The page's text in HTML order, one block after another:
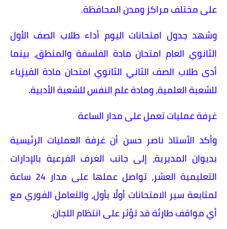
على مختلف مراكز ومدن المحافظة.
وشهد جدول امتحانات اليوم أداء طلاب الصف الأول
الثانوي العام امتحان مادة الفلسفة والمنطق، بينما
أدى طلاب الصف الثاني الثانوي امتحان مادة الفيزياء
للشعبة العلمية، ومادة علم النفس للشعبة الأدبية.
غرفة عمليات تعمل على مدار الساعة
وأكد الأستاذ ناصر حسن أن غرفة العمليات الرئيسية
بديوان المديرية، إلى جانب الغرف الفرعية بالإدارات
التعليمية العشر، تواصل عملها على مدار 24 ساعة
لمتابعة سير الامتحانات أولًا بأول، والتعامل الفوري مع
أي مواقف طارئة قد تؤثر على انتظام اللجان.